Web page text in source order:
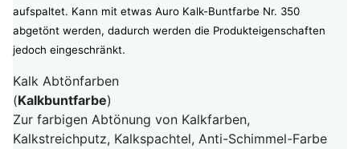
aufspaltet. Kann mit etwas Auro Kalk-Buntfarbe Nr. 350
abgetönt werden, dadurch werden die Produkteigenschaften
jedoch eingeschränkt.
Kalk Abtönfarben
(Kalkbuntfarbe)
Zur farbigen Abtönung von Kalkfarben,
Kalkstreichputz, Kalkspachtel, Anti-Schimmel-Farbe